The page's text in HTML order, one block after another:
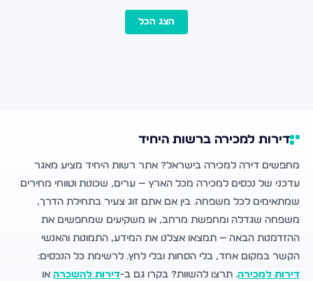
הצג הכל
דירות למכירה ברשות היחיד
מחפשים דירה למכירה בישראל? אתר רשות היחיד מציע מאגר
עדכני של נכסים למכירה מכל הארץ — ערים, שכונות וטווחי מחירים
שמתאימים לכל משפחה. בין אם אתם זוג צעיר בתחילת הדרך,
משפחה שגדלה ומחפשת מרחב, או משקיעים שמחפשים את
ההזדמנות הבאה — תמצאו אצלנו את המידע, התמונות והאנשי
הקשר במקום אחד, בלי הסחות ובלי לחץ. לרשימת כל הנכסים:
דירות למכירה. תרצו להשוות? בקרו גם ב-דירות להשכרה או